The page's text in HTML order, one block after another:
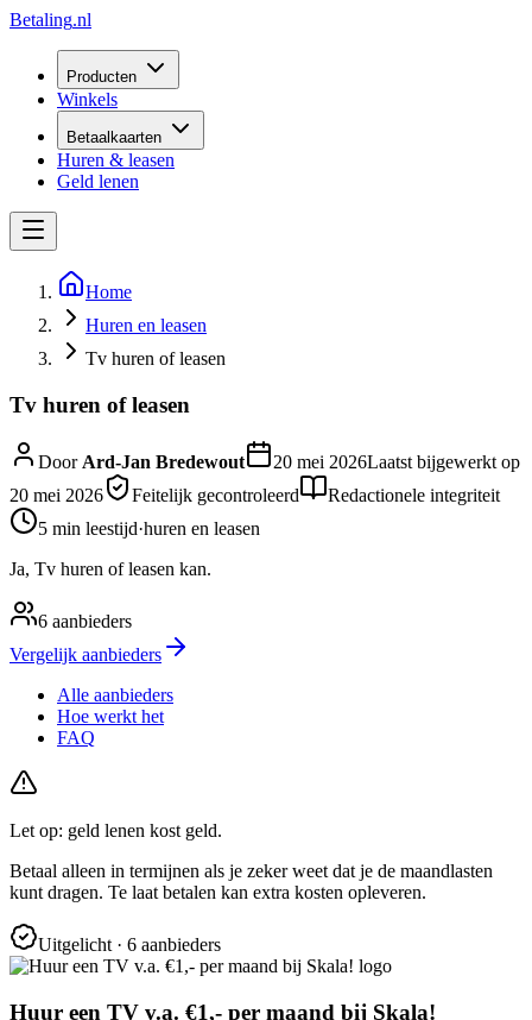
Betaling.nl
Producten
Winkels
Betaalkaarten
Huren & leasen
Geld lenen
Home
Huren en leasen
Tv huren of leasen
Tv huren of leasen
DoorArd-Jan Bredewout 20 mei 2026Laatst bijgewerkt op
20 mei 2026
Feitelijk gecontroleerd
Redactionele integriteit
5 min leestijd·huren en leasen
Ja, Tv huren of leasen kan.
6 aanbieders
Vergelijk aanbieders
Alle aanbieders
Hoe werkt het
FAQ
Let op: geld lenen kost geld.
Betaal alleen in termijnen als je zeker weet dat je de maandlasten
kunt dragen. Te laat betalen kan extra kosten opleveren.
Uitgelicht· 6 aanbieders
Huur een TV v.a. €1,- per maand bij Skala!